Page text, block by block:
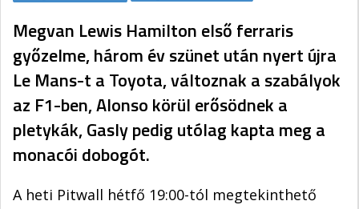
Megvan Lewis Hamilton első ferraris
győzelme, három év szünet után nyert újra
Le Mans-t a Toyota, változnak a szabályok
az F1-ben, Alonso körül erősödnek a
pletykák, Gasly pedig utólag kapta meg a
monacói dobogót.
A heti Pitwall hétfő 19:00-tól megtekinthető